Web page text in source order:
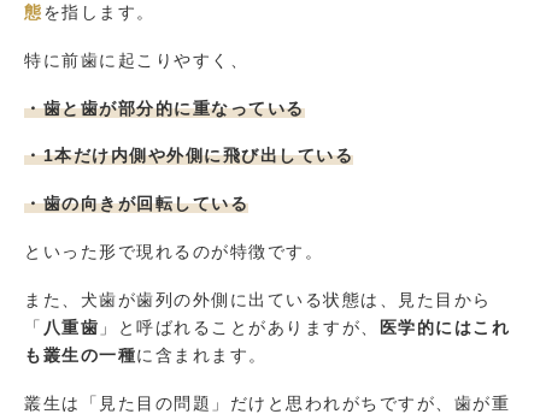
態を指します。
特に前歯に起こりやすく、
・歯と歯が部分的に重なっている
・1本だけ内側や外側に飛び出している
・歯の向きが回転している
といった形で現れるのが特徴です。
また、犬歯が歯列の外側に出ている状態は、見た目から
「 八重歯 」と呼ばれることがありますが、
医学的にはこれ
も叢生の一種に含まれます。
叢生は「見た目の問題」だけと思われがちですが、歯が重